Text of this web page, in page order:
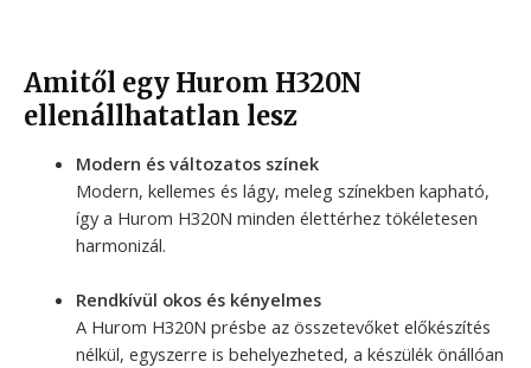
Amitől egy Hurom H320N
ellenállhatatlan lesz
Modern és változatos színek
Modern, kellemes és lágy, meleg színekben kapható,
így a Hurom H320N minden élettérhez tökéletesen
harmonizál.
Rendkívül okos és kényelmes
A Hurom H320N présbe az összetevőket előkészítés
nélkül, egyszerre is behelyezheted, a készülék önállóan